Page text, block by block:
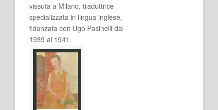
vissuta a Milano, traduttrice
specializzata in lingua inglese,
fidanzata con Ugo Pasinelli dal
1939 al 1941.